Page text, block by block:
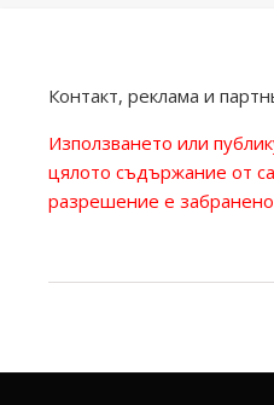
Контакт, реклама и
Използването или
цялото съдържание от
разрешение е